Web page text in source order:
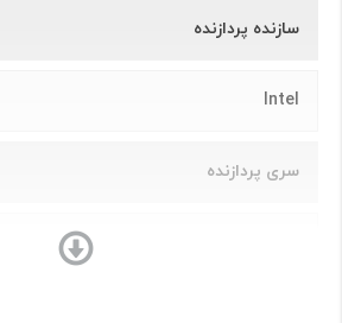
سازنده پردازنده
Intel
سری پردازنده